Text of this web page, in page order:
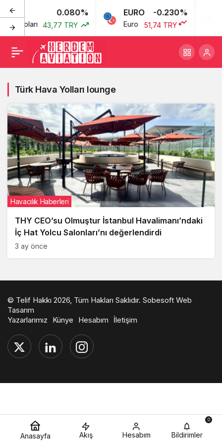
0.080%
Doları 43,77 TRY
EURO -0.230%
Euro 51,74 TRY
Türk Hava Yolları lounge
THY CEO’su Olmuştur İstanbul Havalimanı’ndaki
İç Hat Yolcu Salonları’nı değerlendirdi
Havacılık Haberleri
3 ay önce
© Telif Hakkı 2026, Tüm Hakları Saklıdır. Sobesoft Web
Tasarım
Yazarlarımız
Künye Hesabım İletişim
Anasayfa Akış Hesabım Bildirimler
0